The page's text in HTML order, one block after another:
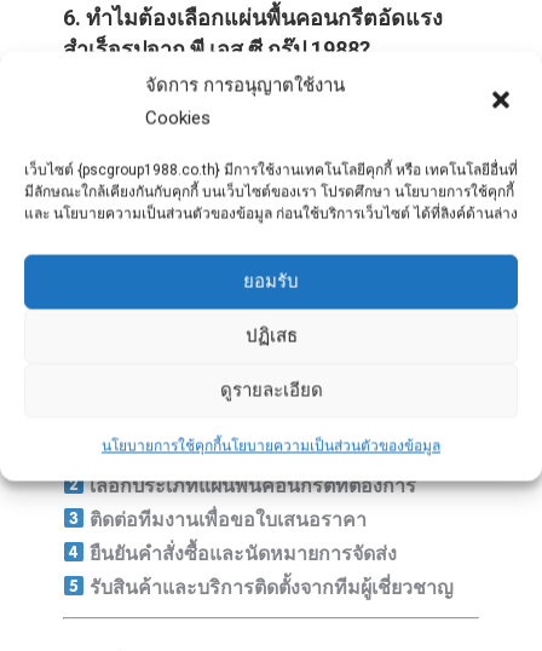
จัดการ การอนุญาตใช้งาน
Cookies
เว็บไซต์ {pscgroup1988.co.th} มีการใช้งานเทคโนโลยีคุกกี้ หรือ เทคโนโลยีอื่นที่
มีลักษณะใกล้เคียงกันกับคุกกี้ บนเว็บไซต์ของเรา โปรดศึกษา นโยบายการใช้คุกกี้
และ นโยบายความเป็นส่วนตัวของข้อมูล ก่อนใช้บริการเว็บไซต์ ได้ที่ลิงค์ด้านล่าง
ยอมรับ
ปฏิเสธ
ดูรายละเอียด
นโยบายการใช้คุกกี้นโยบายความเป็นส่วนตัวของข้อมูล
6. ทำไมต้องเลือกแผ่นพื้นคอนกรีตอัดแรง
สำเร็จรูปจาก พี เอส ซี กรุ๊ป 1988?
โรงงานผลิตที่ได้มาตรฐาน – ผลิตภัณฑ์ผ่านการ
รับรองมาตรฐานและทดสอบคุณภาพ ?
การผลิตทันสมัย– ใช้เครื่องจักรอัตโนมัติที่แม่นยำ
และรวดเร็ว ?บริการครบวงจร– ตั้งแต่การ
ออกแบบ ผลิต ขนส่ง และติดตั้งแผ่นพื้นคอนกรีต ?
ราคาแข่งขันได้– ช่วยลดต้นทุนของโครงการ
7. วิธีการสั่งซื้อแผ่นพื้นคอนกรีตอัดแรง
สำเร็จรูปกับ พี เอส ซี กรุ๊ป 1988
เข้าเว็บไซต์ www.pscgroup1988.co.th
เลือกประเภทแผ่นพื้นคอนกรีตที่ต้องการ
ติดต่อทีมงานเพื่อขอใบเสนอราคา
ยืนยันคำสั่งซื้อและนัดหมายการจัดส่ง
รับสินค้าและบริการติดตั้งจากทีมผู้เชี่ยวชาญ